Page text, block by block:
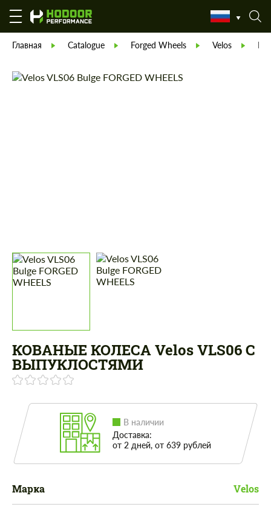
Главная Catalogue Forged Wheels Velos
КОВАНЫЕ КОЛЕСА Velos VLS06 С
ВЫПУКЛОСТЯМИ
В наличии
Доставка:
от 2 дней, от 639 рублей
Марка Velos